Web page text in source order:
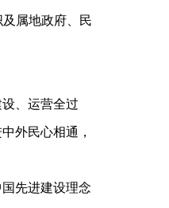
属地政府、民
、运营全过
外民心相通，
先进建设理念